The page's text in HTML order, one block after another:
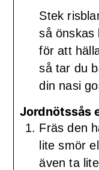
Stek
så önskas
för att
så tar du
din nasi
Jordnötssås
Fräs den
lite smör
även ta